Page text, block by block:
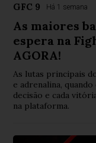
GFC 9 Há 1 semana
As maiores
espera na
AGORA!
As lutas principais
e adrenalina,
decisão e cada
na plataforma.